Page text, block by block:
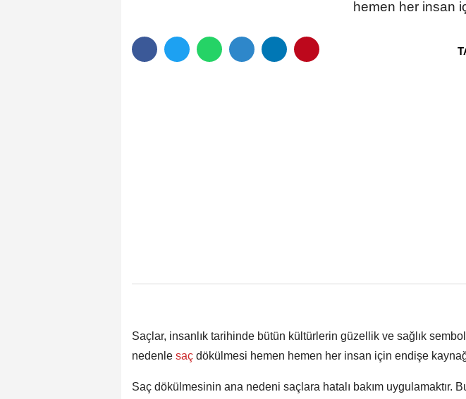
hemen her insan
Saçlar, insanlık tarihinde bütün kültürlerin güzellik ve sağlık
nedenle saç dökülmesi hemen hemen her insan için endişe
Saç dökülmesinin ana nedeni saçlara hatalı bakım uygulamaktır.